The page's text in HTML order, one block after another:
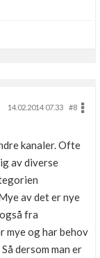
14.02.2014 07.33
#8
kanaler. Ofte
av diverse
av det er nye
fra
mye og har behov
dersom man er